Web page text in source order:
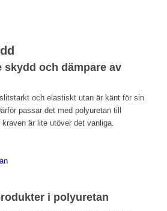
skydd och dämpare av
och elastiskt utan är känt för sin
passar det med polyuretan till
är lite utöver det vanliga.
i polyuretan